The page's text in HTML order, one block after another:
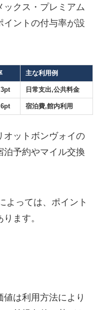
ックス・プレミアム
イントの付与率が設
主な利用例
日常支出,公共料金
宿泊費,館内利用
オットボンヴォイの
泊予約やマイル交換
よっては、ポイント
ます。
は利用方法により